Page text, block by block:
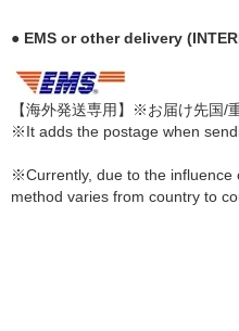
● EMS or other delivery
【海外発送専用】※お届け先国/
※It adds the postage when
※Currently, due to the influence
method varies from country to